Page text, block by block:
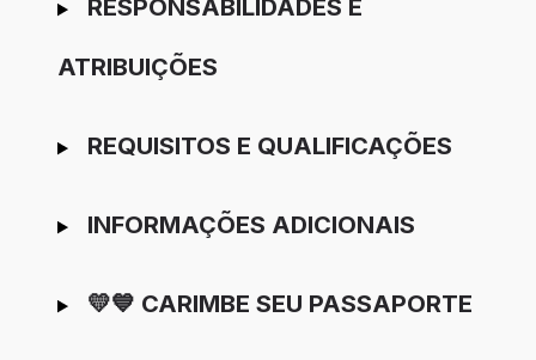
RESPONSABILIDADES E
ATRIBUIÇÕES
REQUISITOS E QUALIFICAÇÕES
INFORMAÇÕES ADICIONAIS
💛💙 CARIMBE SEU PASSAPORTE